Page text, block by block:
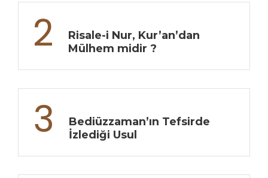
2
Risale-i Nur, Kur’an’dan
Mülhem midir ?
3
Bediüzzaman’ın Tefsirde
İzlediği Usul